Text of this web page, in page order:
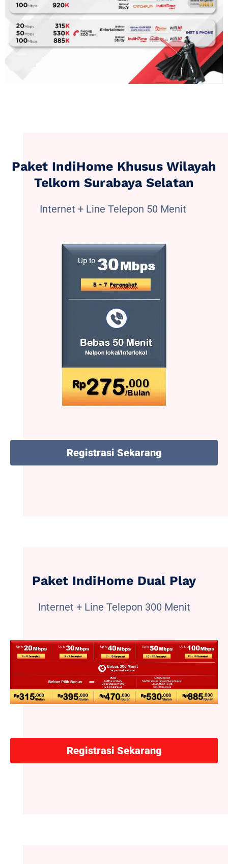
Paket IndiHome Khusus Wilayah
Telkom Surabaya Selatan
Internet + Line Telepon 50 Menit
Registrasi Sekarang
Paket IndiHome Dual Play
Internet + Line Telepon 300 Menit
Registrasi Sekarang